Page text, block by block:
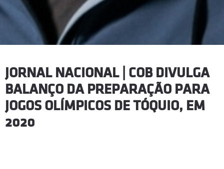
JORNAL NACIONAL | COB DIVULGA
BALANÇO DA PREPARAÇÃO PARA
JOGOS OLÍMPICOS DE TÓQUIO, EM
2020